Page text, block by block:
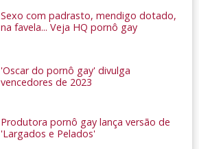
Sexo com padrasto, mendigo dotado,
na favela... Veja HQ pornô gay
'Oscar do pornô gay' divulga
vencedores de 2023
Produtora pornô gay lança versão de
'Largados e Pelados'